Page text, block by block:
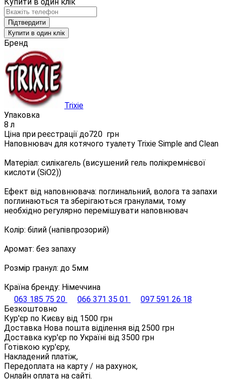
Підтвердити
Купити в один клік
Бренд
Trixie
Упаковка
8 л
Ціна при реєстрації до720 грн
Наповнювач для котячого туалету Trixie Simple and Clean
Матеріал: силікагель (висушений гель полікремнієвої
кислоти (SiO2))
Ефект від наповнювача: поглинальний, волога та запахи
поглинаються та зберігаються гранулами, тому
необхідно регулярно перемішувати наповнювач
Колір: білий (напівпрозорий)
Аромат: без запаху
Розмір гранул: до 5мм
Країна бренду: Німеччина
063 185 75 20
066 371 35 01
097 591 26 18
Безкоштовно
Кур'єр по Києву від 1500 грн
Доставка Нова пошта віділення від 2500 грн
Доставка кур'єр по Україні від 3500 грн
Готівкою кур'єру,
Накладений платіж,
Передоплата на карту / на рахунок,
Онлайн оплата на сайті.